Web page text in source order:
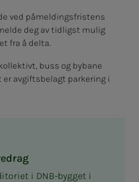
ved påmeldingsfristens
deg av tidligst mulig
fra å delta.
buss og bybane
avgiftsbelagt parkering i
i DNB-bygget i